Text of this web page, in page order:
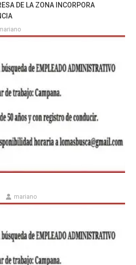
DE LA ZONA INCORPORA
mariano